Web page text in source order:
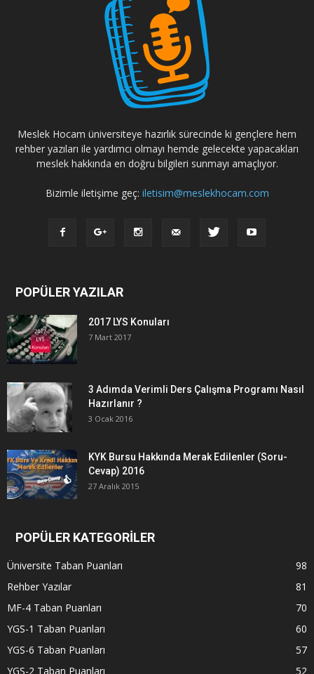
Meslek Hocam üniversiteye hazırlık sürecinde ki gençlere hem
rehber yazıları ile yardımcı olmayı hemde gelecekte yapacakları
meslek hakkında en doğru bilgileri sunmayı amaçlıyor.
Bizimle iletişime geç: iletisim@meslekhocam.com
POPÜLER YAZILAR
2017 LYS Konuları
7 Mart 2017
3 Adımda Verimli Ders Çalışma Programı Nasıl
Hazırlanır ?
3 Ocak 2016
KYK Bursu Hakkında Merak Edilenler (Soru-
Cevap) 2016
27 Aralık 2015
POPÜLER KATEGORİLER
Üniversite Taban Puanları
98
Rehber Yazılar
81
MF-4 Taban Puanları
70
YGS-1 Taban Puanları
60
YGS-6 Taban Puanları
57
YGS-2 Taban Puanları
52